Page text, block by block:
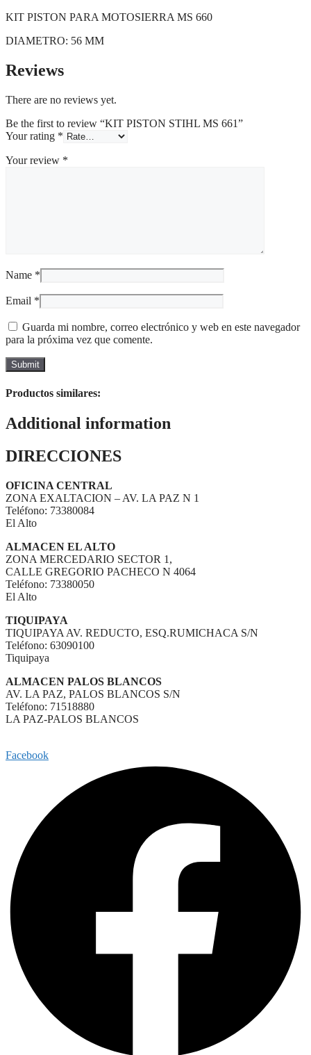
KIT PISTON PARA MOTOSIERRA MS 660
DIAMETRO: 56 MM
Reviews
There are no reviews yet.
Be the first to review “KIT PISTON STIHL MS 661”
Your rating *
Your review *
Name *
Email *
Guarda mi nombre, correo electrónico y web en este navegador
para la próxima vez que comente.
Productos similares:
Additional information
DIRECCIONES
OFICINA CENTRAL
ZONA EXALTACION – AV. LA PAZ N 1
Teléfono: 73380084
El Alto
ALMACEN EL ALTO
ZONA MERCEDARIO SECTOR 1,
CALLE GREGORIO PACHECO N 4064
Teléfono: 73380050
El Alto
TIQUIPAYA
TIQUIPAYA AV. REDUCTO, ESQ.RUMICHACA S/N
Teléfono: 63090100
Tiquipaya
ALMACEN PALOS BLANCOS
AV. LA PAZ, PALOS BLANCOS S/N
Teléfono: 71518880
LA PAZ-PALOS BLANCOS
Facebook